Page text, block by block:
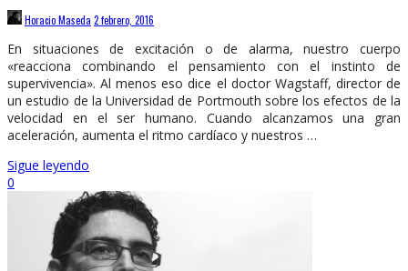
Horacio Maseda 2 febrero, 2016
En situaciones de excitación o de alarma, nuestro cuerpo
«reacciona combinando el pensamiento con el instinto de
supervivencia». Al menos eso dice el doctor Wagstaff, director de
un estudio de la Universidad de Portmouth sobre los efectos de la
velocidad en el ser humano. Cuando alcanzamos una gran
aceleración, aumenta el ritmo cardíaco y nuestros …
Sigue leyendo
0